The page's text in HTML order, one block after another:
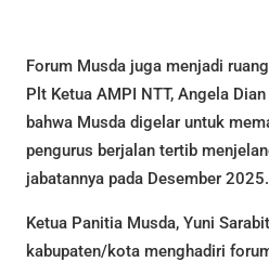
Forum Musda juga menjadi
Plt Ketua AMPI NTT, Angela
bahwa Musda digelar untuk
pengurus berjalan tertib
jabatannya pada Desember 2025.
Ketua Panitia Musda, Yuni
kabupaten/kota menghadiri